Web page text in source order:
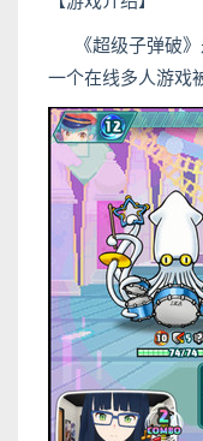
《超级子弹破》
一个在线多人游戏